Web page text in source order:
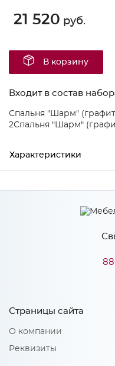
21 520 руб.
В корзину
Входит в состав
Спальня "Шарм"
2Спальня "Шарм"
Характеристики
Ширина
Материал
Страницы сайта
О компании
Реквизиты